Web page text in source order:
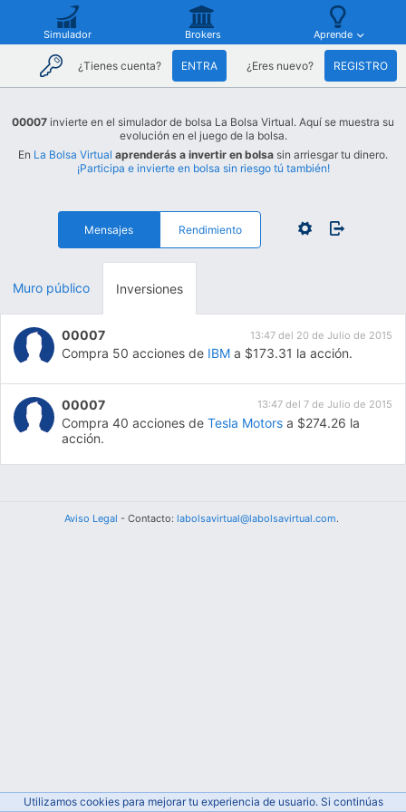
Simulador Brokers Aprende
¿Tienes cuenta? ENTRA ¿Eres nuevo? REGISTRO
00007 invierte en el simulador de bolsa La Bolsa Virtual. Aquí se muestra su
evolución en el juego de la bolsa.
En La Bolsa Virtual aprenderás a invertir en bolsa sin arriesgar tu dinero.
¡Participa e invierte en bolsa sin riesgo tú también!
Mensajes Rendimiento
Muro público Inversiones
00007 13:47 del 20 de Julio de 2015
Compra 50 acciones de IBM a $173.31 la acción.
00007 13:47 del 7 de Julio de 2015
Compra 40 acciones deTesla Motors a $274.26 la
acción.
Aviso Legal - Contacto: labolsavirtual@labolsavirtual.com.
Utilizamos cookies para mejorar tu experiencia de usuario. Si continúas